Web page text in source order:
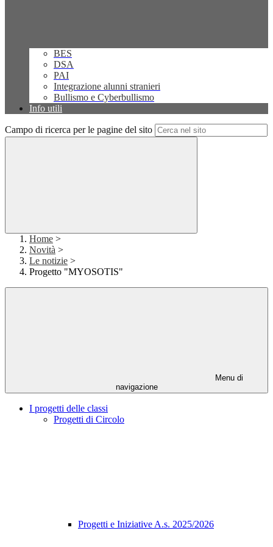
BES
DSA
PAI
Integrazione alunni stranieri
Bullismo e Cyberbullismo
Info utili
Campo di ricerca per le pagine del sito
Home >
Novità >
Le notizie >
Progetto "MYOSOTIS"
Menu di
navigazione
I progetti delle classi
Progetti di Circolo
Progetti e Iniziative A.s. 2025/2026